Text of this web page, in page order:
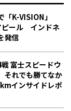
「K-VISION」
ピール インドネ
発信
富士スピードウ
れでも勝てなか
インサイドレポ